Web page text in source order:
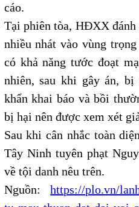
cáo.
Tại phiên tòa, HĐXX đánh
nhiều nhát vào vùng
có khả năng tước đoạt
nhiên, sau khi gây án, bị
khẩn khai báo và bồi
bị hại nên được xem xét
Sau khi cân nhắc toàn
Tây Ninh tuyên phạt
về tội danh nêu trên.
Nguồn:https://plo.vn/